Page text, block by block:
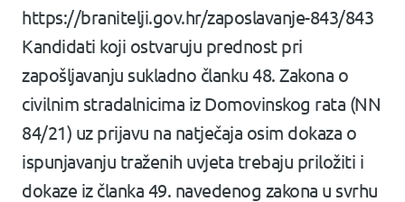
https://branitelji.gov.hr/zaposlavanje-843/843
Kandidati koji ostvaruju prednost pri
zapošljavanju sukladno članku 48. Zakona o
civilnim stradalnicima iz Domovinskog rata (NN
84/21) uz prijavu na natječaja osim dokaza o
ispunjavanju traženih uvjeta trebaju priložiti i
dokaze iz članka 49. navedenog zakona u svrhu